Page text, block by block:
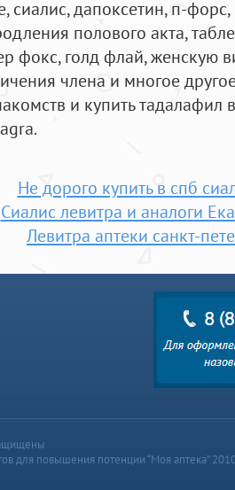
сиалис, дапоксетин, п-
полового акта,
фокс, голд флай, женскую
члена и многое
и купить
Не дорого купить в спб
Сиалис левитра и аналоги
Левитра аптеки санкт-
для повышения потенции “Моя аптека”